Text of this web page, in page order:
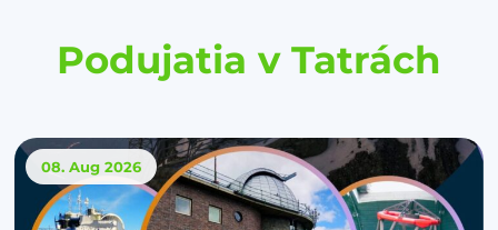
Podujatia v Tatrách
08. Aug 2026